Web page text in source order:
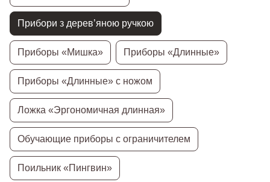
Прибори з дерев’яною ручкою
Приборы «Мишка» Приборы «Длинные»
Приборы «Длинные» с ножом
Ложка «Эргономичная длинная»
Обучающие приборы с ограничителем
Поильник «Пингвин»